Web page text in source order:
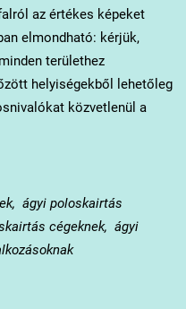
az értékes képeket
elmondható: kérjük,
területhez
helyiségekből lehetőleg
közvetlenül a
ágyi poloskairtás
cégeknek, ágyi